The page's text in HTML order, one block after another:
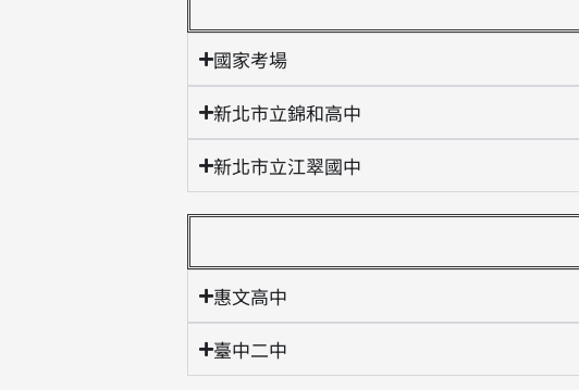
國家考場
新北市立錦和高中
新北市立江翠國中
惠文高中
臺中二中